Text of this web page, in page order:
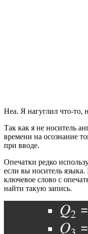
Неа. Я нагуглил что-то,
Так как я не носитель
времени на осознание
при вводе.
Опечатки редко
если вы носитель
ключевое слово с
найти такую запись.